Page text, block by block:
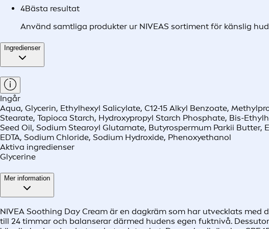
4Bästa resultat
Använd samtliga produkter ur NIVEAS sortiment för känslig hud
Ingredienser
Ingår
Aqua, Glycerin, Ethylhexyl Salicylate, C12-15 Alkyl Benzoate,
Stearate, Tapioca Starch, Hydroxypropyl Starch Phosphate, Bis-
Seed Oil, Sodium Stearoyl Glutamate, Butyrospermum Parkii
EDTA, Sodium Chloride, Sodium Hydroxide, Phenoxyethanol
Aktiva ingredienser
Glycerine
Mer information
NIVEA Soothing Day Cream är en dagkräm som har utvecklats
till 24 timmar och balanserar därmed hudens egen fuktnivå.